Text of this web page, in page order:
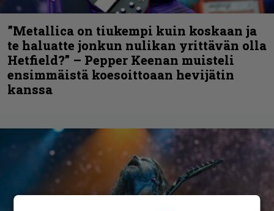
”Metallica on tiukempi kuin koskaan ja
te haluatte jonkun nulikan yrittävän olla
Hetfield?” – Pepper Keenan muisteli
ensimmäistä koesoittoaan hevijätin
kanssa